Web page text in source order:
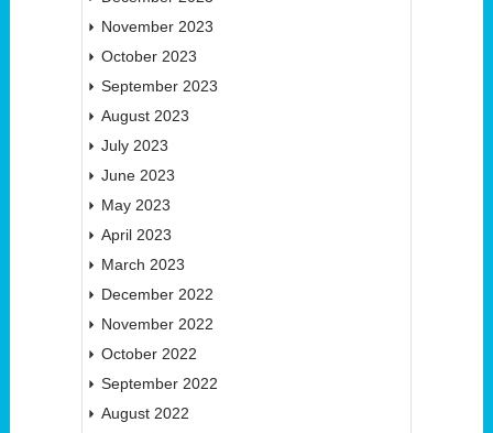
November 2023
October 2023
September 2023
August 2023
July 2023
June 2023
May 2023
April 2023
March 2023
December 2022
November 2022
October 2022
September 2022
August 2022